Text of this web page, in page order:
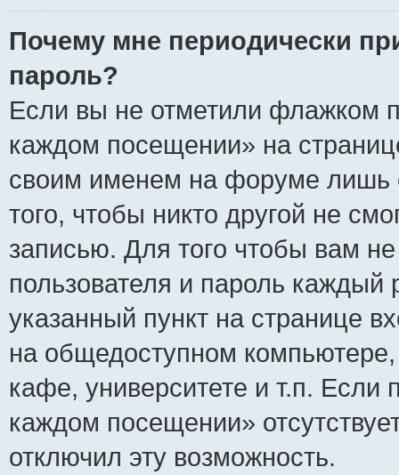
Почему мне периодически
пароль?
Если вы не отметили флажком
каждом посещении» на
своим именем на форуме лишь
того, чтобы никто другой не
записью. Для того чтобы вам
пользователя и пароль
указанный пункт на странице
на общедоступном
кафе, университете и т.п. Если
каждом посещении»
отключил эту возможность.